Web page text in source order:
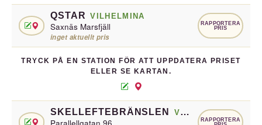
QSTAR VILHELMINA
Saxnäs Marsfjäll
inget aktuellt pris
RAPPORTERA
PRIS
TRYCK PÅ EN STATION FÖR ATT UPPDATERA PRISET
ELLER SE KARTAN.
SKELLEFTEBRÄNSLEN VILHELMINA
RAPPORTERA